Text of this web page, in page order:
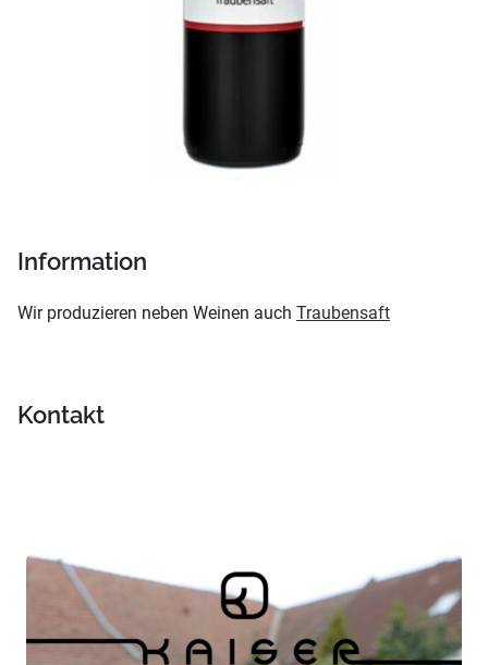
Information
Wir produzieren neben Weinen auch Traubensaft
Kontakt